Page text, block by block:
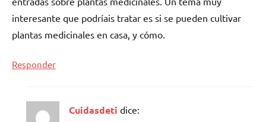
interesante que podríais tratar es si se pueden cultivar
plantas medicinales en casa, y cómo.
Responder
Cuidasdeti dice: